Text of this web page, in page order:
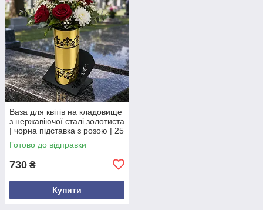
Ваза для квітів на кладовище
з нержавіючої сталі золотиста
| чорна підставка з розою | 25
см Опис товару
Готово до відправки
730 ₴
Купити